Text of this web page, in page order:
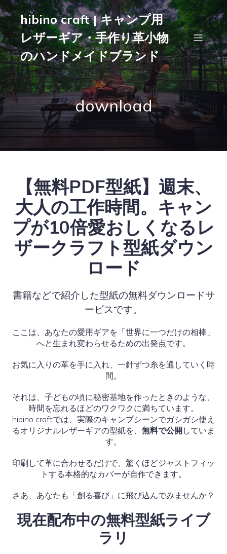
hibino craft | キャンプ用
レザーギア・手作り革小物
のハンドメイドブランド
download
【無料PDF型紙】週末、
大人の工作時間。キャン
プが10倍愛おしくなるレ
ザークラフト型紙ダウン
ロード
書籍などで紹介した型紙の無料ダウンロードサ
ービスです。
ここは、あなたの愛用ギアを「世界に一つだけの相棒」
へと生まれ変わらせるための出発点です。
お気に入りの革を手に入れ、一針ずつ糸を通していく時
間。
それは、子どもの頃に秘密基地を作ったときのような、
時間を忘れるほどのワクワクに満ちています。
hibino craftでは、実際のキャンプシーンでガシガシ使え
るオリジナルレザーギアの型紙を、 無料で公開 していま
す。
印刷して革に合わせるだけで、驚くほどジャストフィッ
トする本格的なカバーが自作できます。
さあ、あなたも「創る喜び」に飛び込んでみませんか？
現在配布中の無料型紙ライブ
ラリ